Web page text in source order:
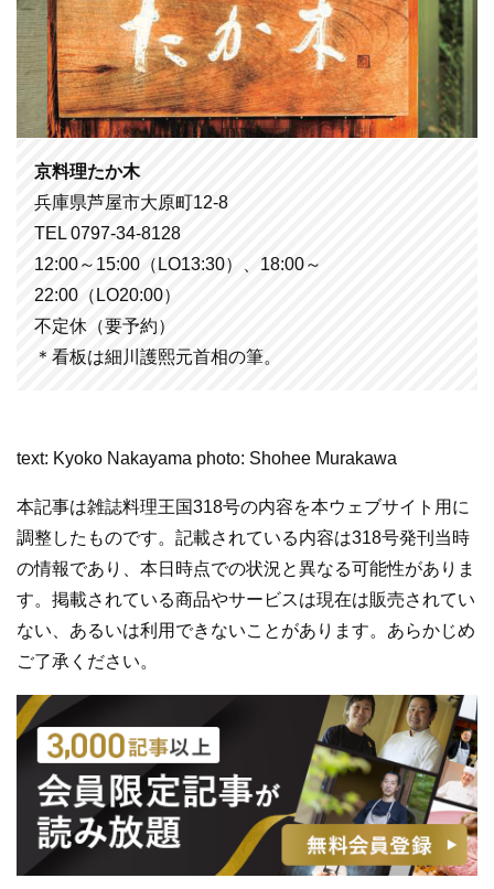
京料理たか木
兵庫県芦屋市大原町12-8
TEL 0797-34-8128
12:00～15:00（LO13:30）、18:00～
22:00（LO20:00）
不定休（要予約）
＊看板は細川護熙元首相の筆。
text: Kyoko Nakayama photo: Shohee Murakawa
本記事は雑誌料理王国318号の内容を本ウェブサイト用に
調整したものです。記載されている内容は318号発刊当時
の情報であり、本日時点での状況と異なる可能性がありま
す。掲載されている商品やサービスは現在は販売されてい
ない、あるいは利用できないことがあります。あらかじめ
ご了承ください。